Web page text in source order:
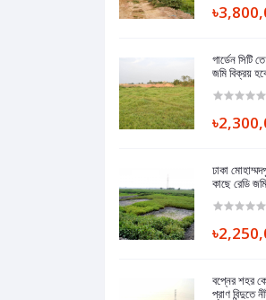
গার্ডেন সিটি
জমি বিক্রয়
Near
ঢাকা
কাছে রেডি
Bridge
Dhaka.
বপ্নের শহর
প্রাণ বিন্দুতে